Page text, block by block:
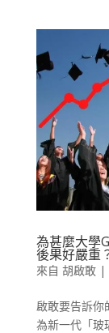
為甚麼大學
後果好嚴重
來自 胡啟敢|
啟敢要告訴你
為新一代「玻